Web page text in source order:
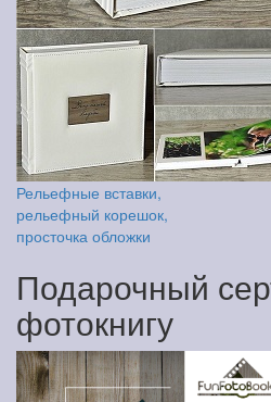
Рельефные вставки,
рельефный корешок,
просточка обложки
Подарочный
фотокнигу